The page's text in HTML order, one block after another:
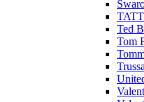
Ted
Tom